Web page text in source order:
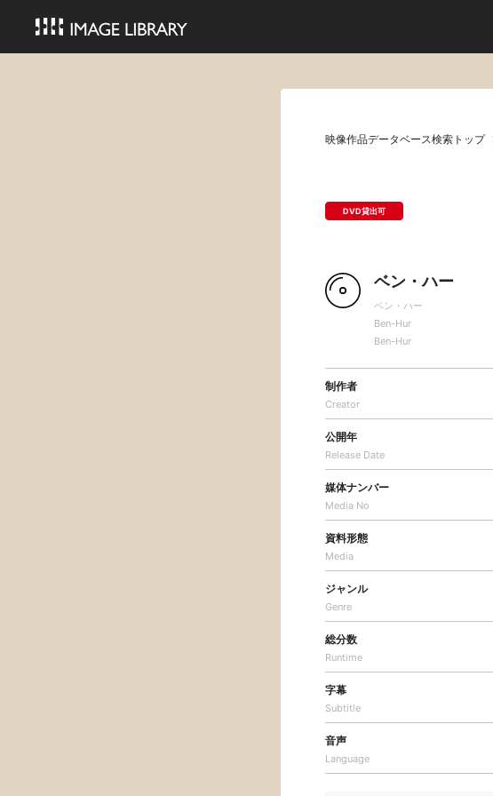
映像作品データベース検索トップ
DVD貸出可
ベン・ハー
ベン・ハー
Ben-Hur
Ben-Hur
制作者
Creator
公開年
Release Date
媒体ナンバー
Media No
資料形態
Media
ジャンル
Genre
総分数
Runtime
字幕
Subtitle
音声
Language